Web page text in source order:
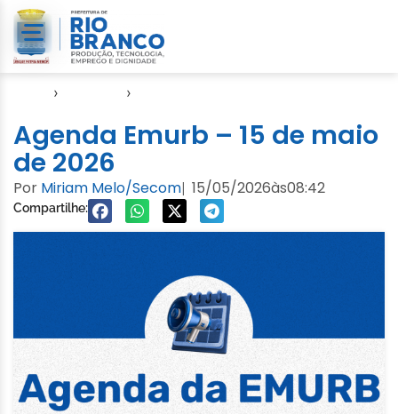
› ›
Agenda Emurb – 15 de maio
de 2026
Por Miriam Melo/Secom| 15/05/2026às08:42
Compartilhe: